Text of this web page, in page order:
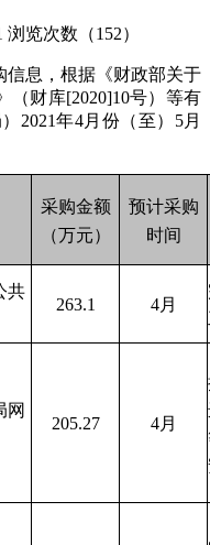
浏览次数（152）
信息，根据《财政部关于
（财库[2020]10号）等有
2021年4月份（至）5月
采购金额
（万元）
预计采购
时间
共
263.1 4月
网
205.27 4月